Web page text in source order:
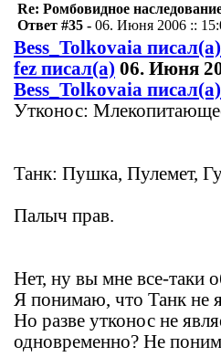
Re: Ромбовидное
Ответ #35 - 06. Июня 2006 ::
Bess_Tolkovaia писал(а)
fez писал(а) 06. Июня
Bess_Tolkovaia писал(а)
Утконос:
Танк: Пушка, Пулемет,
Палыч прав.
Нет, ну вы мне все-таки
Я понимаю, что Танк не
Но разве утконос не
одновременно? Не